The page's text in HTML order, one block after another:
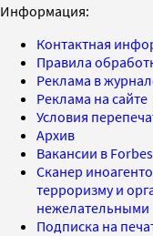
Информация:
Контактная
Правила
Реклама в
Реклама на сайте
Условия
Архив
Вакансии в
Сканер
терроризму и
нежелательными
Подписка на